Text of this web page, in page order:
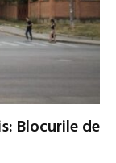
Blocurile de